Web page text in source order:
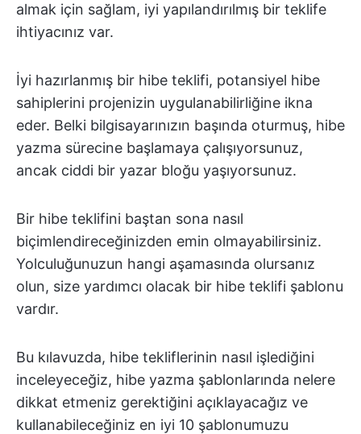
almak için sağlam, iyi yapılandırılmış bir teklife
ihtiyacınız var.
İyi hazırlanmış bir hibe teklifi, potansiyel hibe
sahiplerini projenizin uygulanabilirliğine ikna
eder. Belki bilgisayarınızın başında oturmuş, hibe
yazma sürecine başlamaya çalışıyorsunuz,
ancak ciddi bir yazar bloğu yaşıyorsunuz.
Bir hibe teklifini baştan sona nasıl
biçimlendireceğinizden emin olmayabilirsiniz.
Yolculuğunuzun hangi aşamasında olursanız
olun, size yardımcı olacak bir hibe teklifi şablonu
vardır.
Bu kılavuzda, hibe tekliflerinin nasıl işlediğini
inceleyeceğiz, hibe yazma şablonlarında nelere
dikkat etmeniz gerektiğini açıklayacağız ve
kullanabileceğiniz en iyi 10 şablonumuzu